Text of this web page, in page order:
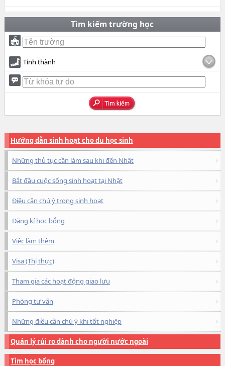
Tìm kiếm trường học
Tỉnh thành
Hướng dẫn sinh hoạt cho du học sinh
Những thủ tục cần làm sau khi đến Nhật
Bắt đầu cuộc sống sinh hoạt tại Nhật
Điều cần chú ý trong sinh hoạt
Đăng kí học bổng
Việc làm thêm
Visa (Thị thực)
Tham gia các hoạt động giao lưu
Phòng tư vấn
Những điều cần chú ý khi tốt nghiệp
Quản lý rủi ro dành cho người nước ngoài
Tìm học bổng